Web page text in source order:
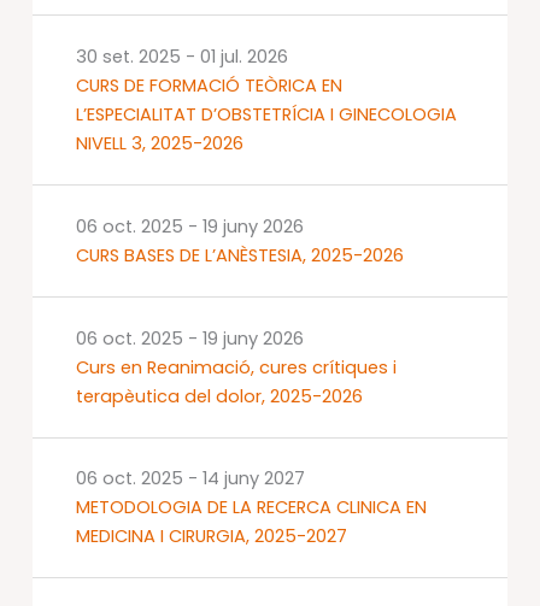
CURS DE FORMACIÓ TEÒRICA EN
L’ESPECIALITAT D’OBSTETRÍCIA I GINECOLOGIA
NIVELL 3, 2025-2026
30 set. 2025 - 01 jul. 2026
CURS BASES DE L’ANÈSTESIA, 2025-2026
06 oct. 2025 - 19 juny 2026
Curs en Reanimació, cures crítiques i
terapèutica del dolor, 2025-2026
06 oct. 2025 - 19 juny 2026
METODOLOGIA DE LA RECERCA CLINICA EN
MEDICINA I CIRURGIA, 2025-2027
06 oct. 2025 - 14 juny 2027